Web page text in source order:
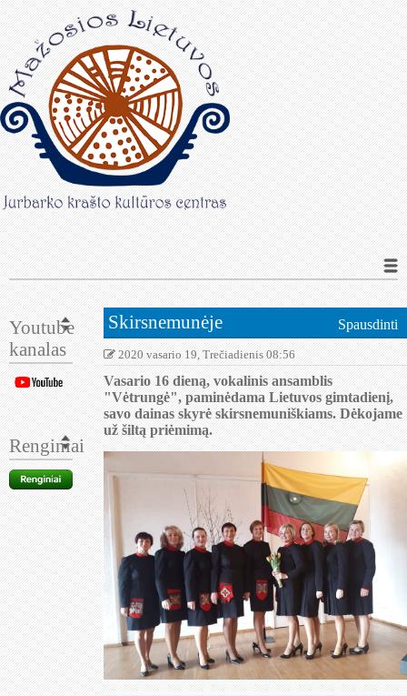
Youtube
kanalas
Renginiai
Spausdinti
Skirsnemunėje
2020 vasario 19, Trečiadienis 08:56
Vasario 16 dieną, vokalinis ansamblis
"Vėtrungė", paminėdama Lietuvos gimtadienį,
savo dainas skyrė skirsnemuniškiams.Dėkojame
už šiltą priėmimą.